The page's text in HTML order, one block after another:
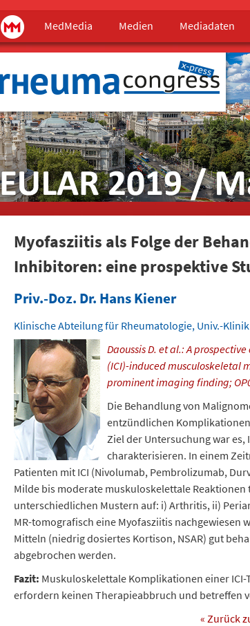
Main menu
MedMediaMedMedia Medien Mediadaten
Myofasziitis als Folge der
Inhibitoren: eine prospektive
Priv.-Doz. Dr. Hans Kiener
Klinische Abteilung für Rheumatologie, Univ.-
Daoussis D. et al.:A
(ICI)-induced musculoskeletal
prominent imaging finding;
Die Behandlung von
entzündlichen
Ziel der Untersuchung war
charakterisieren. In einem
Patienten mit ICI (Nivolumab, Pembrolizumab,
Milde bis moderate muskuloskelettale Reaktionen
unterschiedlichen Mustern auf: i) Arthritis, ii)
MR-tomografisch eine Myofasziitis nachgewiesen
Mitteln (niedrig dosiertes Kortison, NSAR) gut
abgebrochen werden.
Fazit: Muskuloskelettale Komplikationen einer
erfordern keinen Therapieabbruch und betreffen
« Zurück